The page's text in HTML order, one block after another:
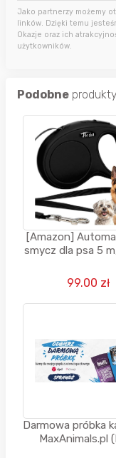
Jako partnerzy możemy
linków. Dzięki temu
Okazje oraz ich
użytkowników.
Podobne produkty
[Amazon]
smycz dla psa 5
KRUMAD
DOSTAWA
AMAZON)
99.00 zł
Darmowa próbka
MaxAnimals.pl